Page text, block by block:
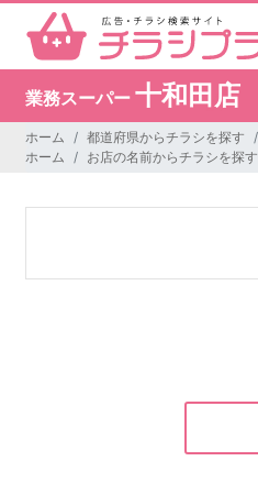
業務スーパー 十和田店
ホーム 都道府県からチラシを探す
ホーム
お店の名前からチラシを探す